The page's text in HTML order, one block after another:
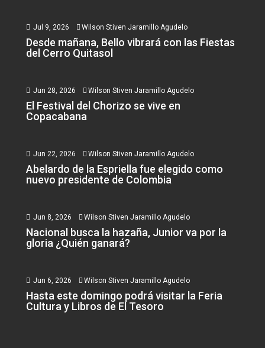
Jul 9, 2026 Wilson Stiven Jaramillo Agudelo
Desde mañana, Bello vibrará con las Fiestas
del Cerro Quitasol
Jun 28, 2026 Wilson Stiven Jaramillo Agudelo
El Festival del Chorizo se vive en
Copacabana
Jun 22, 2026 Wilson Stiven Jaramillo Agudelo
Abelardo de la Espriella fue elegido como
nuevo presidente de Colombia
Jun 8, 2026 Wilson Stiven Jaramillo Agudelo
Nacional busca la hazaña, Junior va por la
gloria ¿Quién ganará?
Jun 6, 2026 Wilson Stiven Jaramillo Agudelo
Hasta este domingo podrá visitar la Feria
Cultura y Libros de El Tesoro